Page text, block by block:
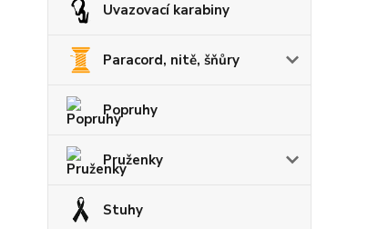
Uvazovací karabiny
Paracord, nitě, šňůry
Popruhy
Pruženky
Stuhy